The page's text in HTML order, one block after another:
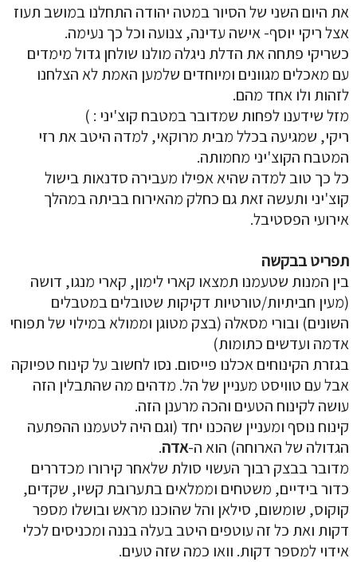
את היום השני של הסיור במטה יהודה התחלנו במושב תעוז
אצל ריקי יוסף- אישה עדינה, צנועה וכל כך נעימה.
כשריקי פתחה את הדלת ניגלה מולנו שולחן גדול מימדים
עם מאכלים מגוונים ומיוחדים שלמען האמת לא הצלחנו
לזהות ולו אחד מהם.
מזל שידענו לפחות שמדובר במטבח קוצ'יני : )
ריקי, שמגיעה בכלל מבית מרוקאי, למדה היטב את רזי
המטבח הקוצ'יני מחמותה.
כל כך טוב למדה שהיא אפילו מעבירה סדנאות בישול
קוצ'יני ותעשה זאת גם כחלק מהאירוח בביתה במהלך
אירועי הפסטיבל.
תפריט בבקשה
בין המנות שטעמנו תמצאו קארי לימון, קארי מנגו, דושה
(מעין חביתיות/טורטיות דקיקות שטובלים במטבלים
השונים) ובורי מסאלה (בצק מטוגן וממולא במילוי של תפוחי
אדמה ועדשים כתומות)
בגזרת הקינוחים אכלנו פייסום. נסו לחשוב על קינוח טפיוקה
אבל עם טוויסט מעניין של הל. מדהים מה שהתבלין הזה
עושה לקינוח הטעים והכה מרענן הזה.
קינוח נוסף ומעניין שהכנו יחד (וגם היה לטעמנו ההפתעה
הגדולה של הארוחה) הוא ה-אדה.
מדובר בבצק רבוך העשוי סולת שלאחר קירורו מכדררים
כדור בידיים, משטחים וממלאים בתערובת קשיו, שקדים,
קוקוס, שומשום, סילאן והל שהוכנו מראש ובושלו מספר
דקות ואת כל זה עוטפים היטב בעלה בננה ומכניסים לכלי
אידוי למספר דקות. וואו כמה שזה טעים.